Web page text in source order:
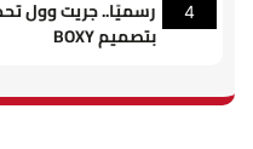
4
بتصميم BOXY